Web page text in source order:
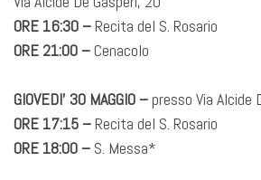
ORE 16:30 –Recita del S. Rosario
ORE 21:00 –Cenacolo
GIOVEDI’ 30 MAGGIO –presso Via Alcide
ORE 17:15 –Recita del S. Rosario
ORE 18:00 – S. Messa*